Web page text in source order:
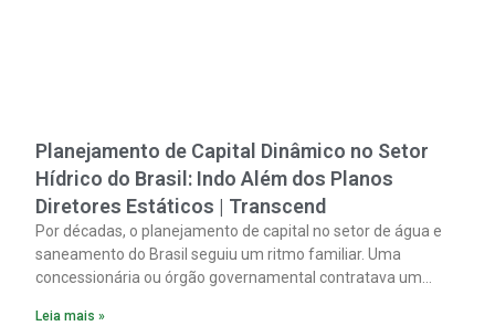
Planejamento de Capital Dinâmico no Setor
Hídrico do Brasil: Indo Além dos Planos
Diretores Estáticos | Transcend
Por décadas, o planejamento de capital no setor de água e
saneamento do Brasil seguiu um ritmo familiar. Uma
concessionária ou órgão governamental contratava um
Leia mais »